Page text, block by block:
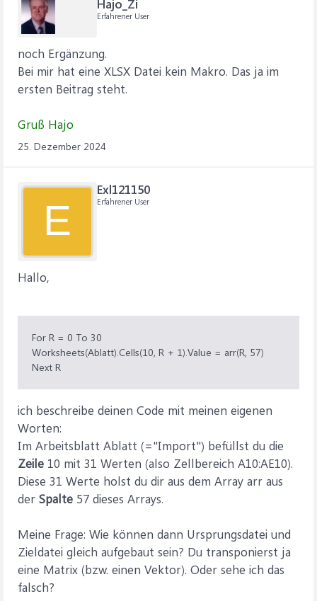
Hajo_Zi
Erfahrener User
noch Ergänzung.
Bei mir hat eine XLSX Datei kein Makro. Das ja im
ersten Beitrag steht.
Gruß Hajo
25. Dezember 2024
E
Exl121150
Erfahrener User
Hallo,
For R = 0 To 30
Worksheets(Ablatt).Cells(10, R + 1).Value = arr(R, 57)
Next R
ich beschreibe deinen Code mit meinen eigenen
Worten:
Im Arbeitsblatt Ablatt (="Import") befüllst du die
Zeile 10 mit 31 Werten (also Zellbereich A10:AE10).
Diese 31 Werte holst du dir aus dem Array arr aus
der Spalte 57 dieses Arrays.
Meine Frage: Wie können dann Ursprungsdatei und
Zieldatei gleich aufgebaut sein? Du transponierst ja
eine Matrix (bzw. einen Vektor). Oder sehe ich das
falsch?